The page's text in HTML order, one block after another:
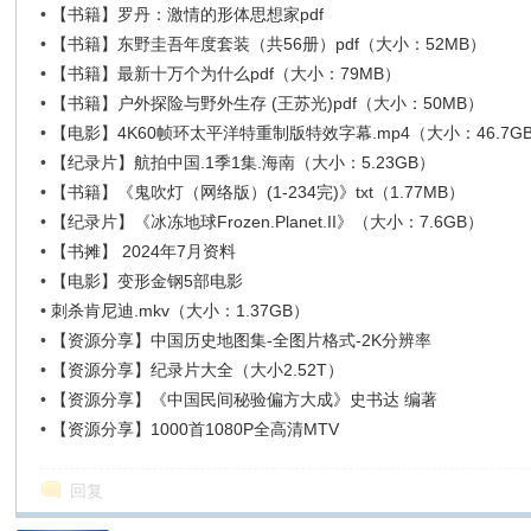
•
【书籍】罗丹：激情的形体思想家pdf
•
【书籍】东野圭吾年度套装（共56册）pdf（大小：52MB）
•
【书籍】最新十万个为什么pdf（大小：79MB）
•
【书籍】户外探险与野外生存 (王苏光)pdf（大小：50MB）
•
【电影】4K60帧环太平洋特重制版特效字幕.mp4（大小：
•
【纪录片】航拍中国.1季1集.海南（大小：5.23GB）
•
【书籍】《鬼吹灯（网络版）(1-234完)》txt（1.77MB）
•
【纪录片】《冰冻地球Frozen.Planet.II》（大小：7.6GB）
•
【书摊】 2024年7月资料
•
【电影】变形金钢5部电影
•刺杀肯尼迪.mkv（大小：1.37GB）
•
【资源分享】中国历史地图集-全图片格式-2K分辨率
•
【资源分享】纪录片大全（大小2.52T）
•
【资源分享】《中国民间秘验偏方大成》史书达 编著
•
【资源分享】1000首1080P全高清MTV
回复